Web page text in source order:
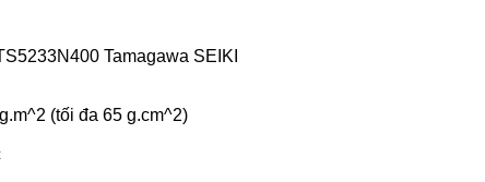
Tamagawa SEIKI
(tối đa 65 g.cm^2)